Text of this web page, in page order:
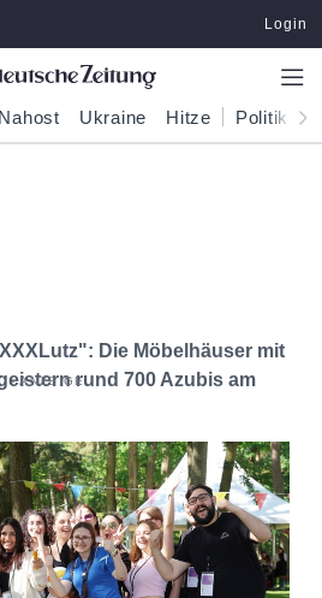
Login
Nahost Ukraine Hitze Politik
Die Möbelhäuser mit
rund 700 Azubis am